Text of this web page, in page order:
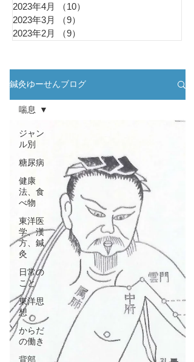
2023年4月
（10）
2023年3月
（9）
2023年2月
（9）
鍼灸ゆーせんブログ
ジャン
ル別
糖尿病
健康
法、食
べ物
東洋医
学、漢
方、鍼
灸
日常の
こと
東洋思
想
からだ
の働き
背部
喘息